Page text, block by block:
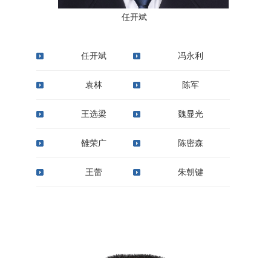
任开斌
任开斌 冯永利
袁林 陈军
王选梁 魏显光
雒荣广 陈密森
王蕾 朱朝键